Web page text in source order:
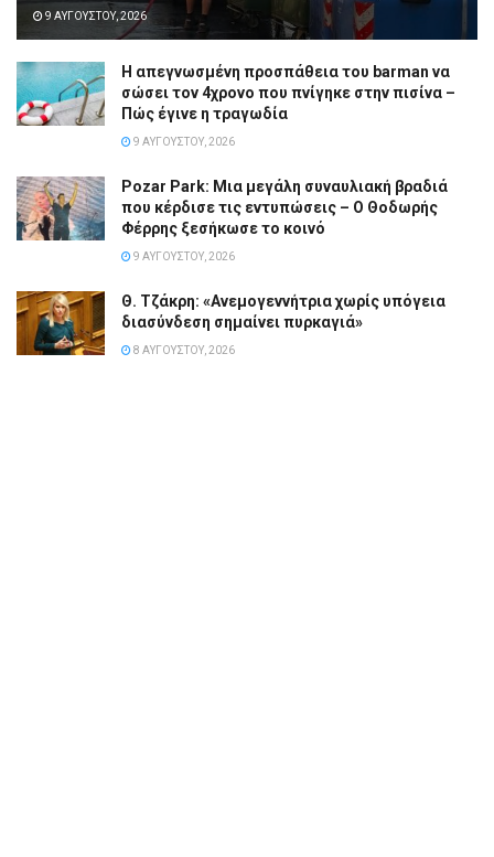
9 ΑΥΓΟΎΣΤΟΥ, 2026
Η απεγνωσμένη προσπάθεια του barman να
σώσει τον 4χρονο που πνίγηκε στην πισίνα –
Πώς έγινε η τραγωδία
9 ΑΥΓΟΎΣΤΟΥ, 2026
Pozar Park: Μια μεγάλη συναυλιακή βραδιά
που κέρδισε τις εντυπώσεις – Ο Θοδωρής
Φέρρης ξεσήκωσε το κοινό
9 ΑΥΓΟΎΣΤΟΥ, 2026
Θ. Τζάκρη: «Ανεμογεννήτρια χωρίς υπόγεια
διασύνδεση σημαίνει πυρκαγιά»
8 ΑΥΓΟΎΣΤΟΥ, 2026